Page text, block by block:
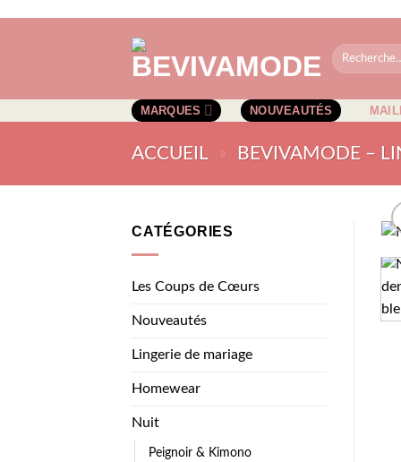
Recherche
pour :
MARQUES NOUVEAUTÉS
ACCUEIL » BEVIVAMODE –
CATÉGORIES
Les Coups de Cœurs
Nouveautés
Lingerie de mariage
Homewear
Nuit
Peignoir & Kimono